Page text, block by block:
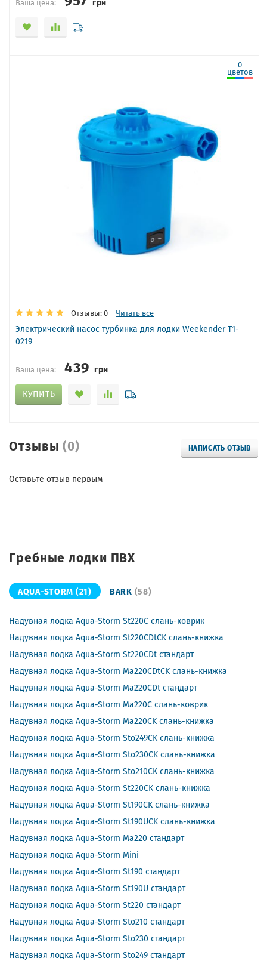
Отзывы(0) НАПИСАТЬ ОТЗЫВ
Оставьте отзыв первым
Ваша цена:
0
цветов
Отзывы: 0 Читать все
Электрический насос турбинка для лодки Weekender T1-
0219
Ваша цена: 439 грн
КУПИТЬ
Гребные лодки ПВХ
AQUA-STORM (21) BARK (58)
Надувная лодка Aqua-Storm St220C слань-коврик
Надувная лодка Aqua-Storm St220CDtCK слань-книжка
Надувная лодка Aqua-Storm St220CDt стандарт
Надувная лодка Aqua-Storm Ma220CDtCK слань-книжка
Надувная лодка Aqua-Storm Ma220CDt стандарт
Надувная лодка Aqua-Storm Ma220C слань-коврик
Надувная лодка Aqua-Storm Ma220CK слань-книжка
Надувная лодка Aqua-Storm Sto249CK слань-книжка
Надувная лодка Aqua-Storm Sto230CK слань-книжка
Надувная лодка Aqua-Storm Sto210CK слань-книжка
Надувная лодка Aqua-Storm St220CK слань-книжка
Надувная лодка Aqua-Storm St190CK слань-книжка
Надувная лодка Aqua-Storm St190UCK слань-книжка
Надувная лодка Aqua-Storm Ma220 стандарт
Надувная лодка Aqua-Storm Mini
Надувная лодка Aqua-Storm St190 стандарт
Надувная лодка Aqua-Storm St190U стандарт
Надувная лодка Aqua-Storm St220 стандарт
Надувная лодка Aqua-Storm Sto210 стандарт
Надувная лодка Aqua-Storm Sto230 стандарт
Надувная лодка Aqua-Storm Sto249 стандарт